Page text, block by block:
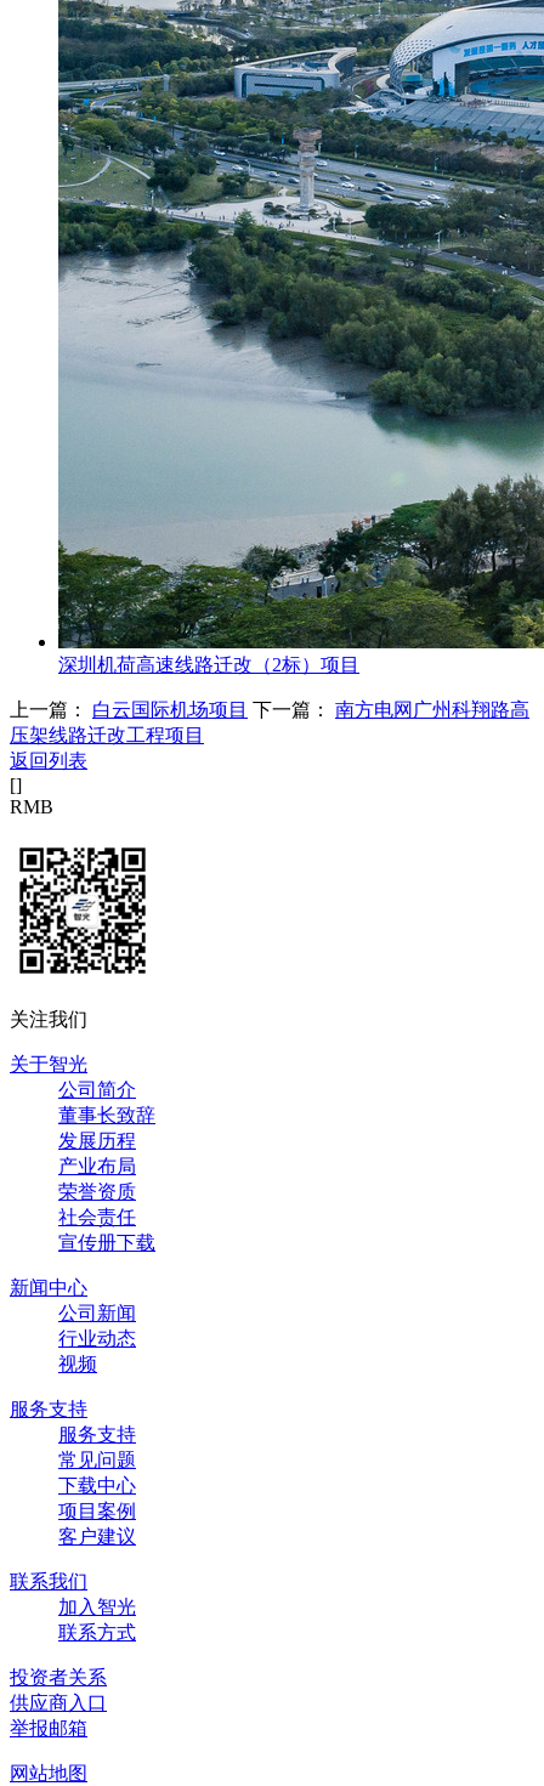
深圳机荷高速线路迁改（2标）项目
上一篇： 白云国际机场项目 下一篇： 南方电网广州科翔路高
压架线路迁改工程项目
返回列表
[]
RMB
关注我们
关于智光
公司简介
董事长致辞
发展历程
产业布局
荣誉资质
社会责任
宣传册下载
新闻中心
公司新闻
行业动态
视频
服务支持
服务支持
常见问题
下载中心
项目案例
客户建议
联系我们
加入智光
联系方式
投资者关系
供应商入口
举报邮箱
网站地图